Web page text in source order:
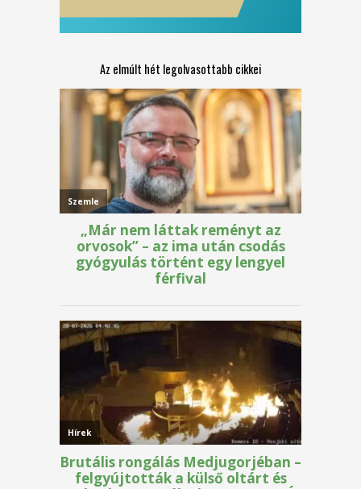
Az elmúlt hét legolvasottabb cikkei